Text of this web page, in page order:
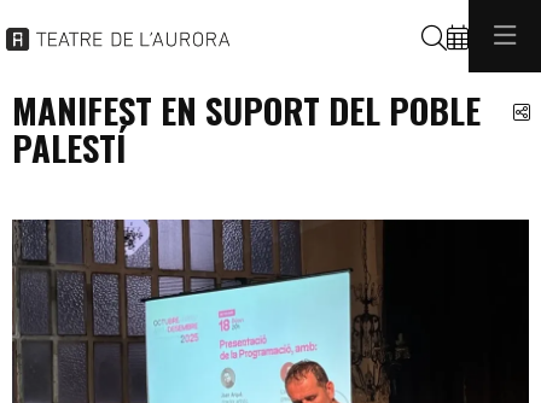
Cerca
MANIFEST EN SUPORT DEL POBLE
PALESTÍ